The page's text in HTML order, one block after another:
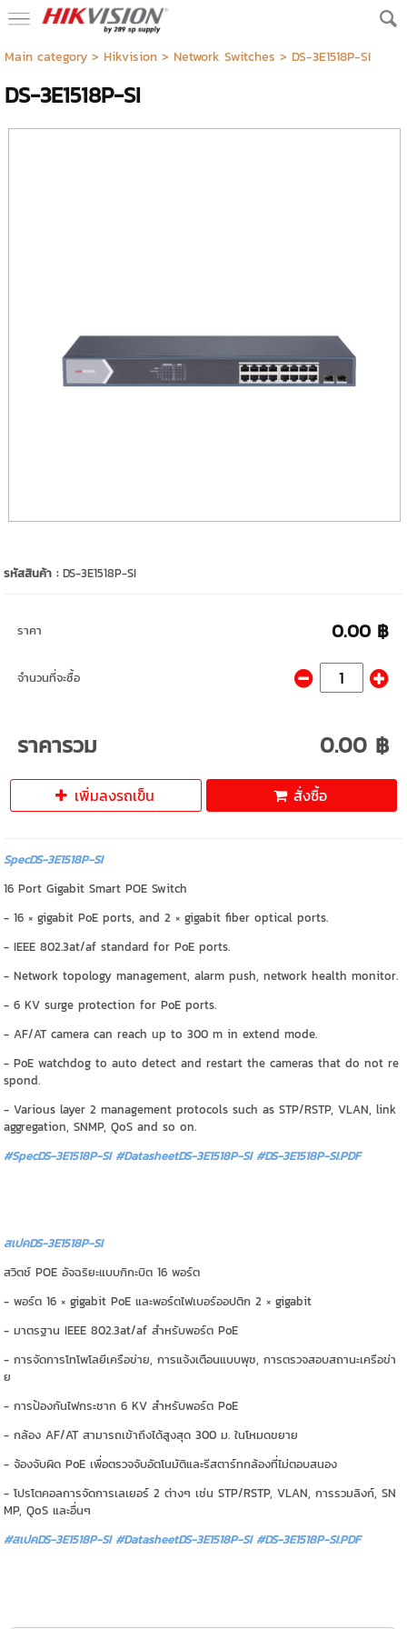
Main category> Hikvision> Network Switches > DS-3E1518P-SI
DS-3E1518P-SI
รหัสสินค้า :DS-3E1518P-SI
ราคา 0.00 ฿
จำนวนที่จะซื้อ
ราคารวม 0.00 ฿
เพิ่มลงรถเข็น สั่งซื้อ
SpecDS-3E1518P-SI
16 Port Gigabit Smart POE Switch
- 16 × gigabit PoE ports, and 2 × gigabit fiber optical ports.
- IEEE 802.3at/af standard for PoE ports.
- Network topology management, alarm push, network health monitor.
- 6 KV surge protection for PoE ports.
- AF/AT camera can reach up to 300 m in extend mode.
- PoE watchdog to auto detect and restart the cameras that do not re
spond.
- Various layer 2 management protocols such as STP/RSTP, VLAN, link
aggregation, SNMP, QoS and so on.
#SpecDS-3E1518P-SI #DatasheetDS-3E1518P-SI #DS-3E1518P-SI.PDF
สเปคDS-3E1518P-SI
สวิตช์ POE อัจฉริยะแบบกิกะบิต 16 พอร์ต
- พอร์ต 16 × gigabit PoE และพอร์ตไฟเบอร์ออปติก 2 × gigabit
- มาตรฐาน IEEE 802.3at/af สำหรับพอร์ต PoE
- การจัดการโทโพโลยีเครือข่าย, การแจ้งเตือนแบบพุช, การตรวจสอบสถานะเครือข่า
ย
- การป้องกันไฟกระชาก 6 KV สำหรับพอร์ต PoE
- กล้อง AF/AT สามารถเข้าถึงได้สูงสุด 300 ม. ในโหมดขยาย
- จ้องจับผิด PoE เพื่อตรวจจับอัตโนมัติและรีสตาร์ทกล้องที่ไม่ตอบสนอง
- โปรโตคอลการจัดการเลเยอร์ 2 ต่างๆ เช่น STP/RSTP, VLAN, การรวมลิงก์, SN
MP, QoS และอื่นๆ
#สเปคDS-3E1518P-SI #DatasheetDS-3E1518P-SI #DS-3E1518P-SI.PDF